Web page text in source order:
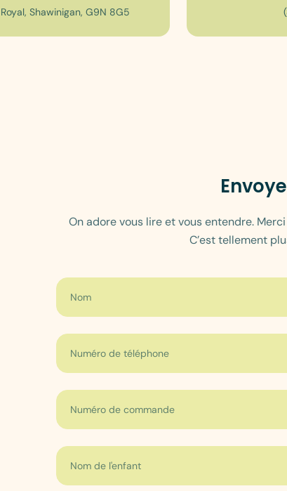
Shawinigan, G9N 8G5
On adore vous lire et vous entendre.
C’est tellement
Nom
Numéro de téléphone
Numéro de commande
Nom de l'enfant